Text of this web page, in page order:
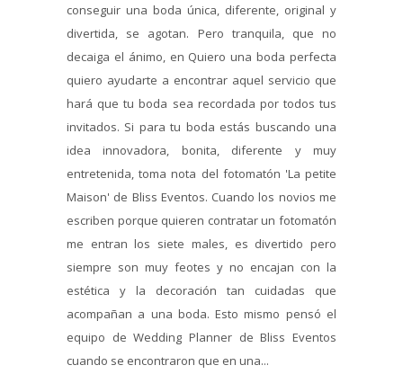
conseguir una boda única, diferente, original y
divertida, se agotan. Pero tranquila, que no
decaiga el ánimo, en Quiero una boda perfecta
quiero ayudarte a encontrar aquel servicio que
hará que tu boda sea recordada por todos tus
invitados. Si para tu boda estás buscando una
idea innovadora, bonita, diferente y muy
entretenida, toma nota del fotomatón 'La petite
Maison' de Bliss Eventos. Cuando los novios me
escriben porque quieren contratar un fotomatón
me entran los siete males, es divertido pero
siempre son muy feotes y no encajan con la
estética y la decoración tan cuidadas que
acompañan a una boda. Esto mismo pensó el
equipo de Wedding Planner de Bliss Eventos
cuando se encontraron que en una...